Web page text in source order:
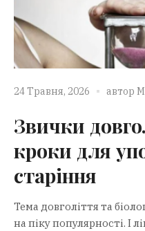
24 Травня, 2026 автор
Звички
кроки для
старіння
Тема довголіття та
на піку популярності. І